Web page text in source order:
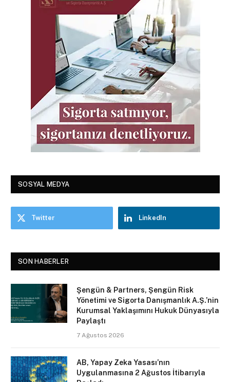
SOSYAL MEDYA
Twitter LinkedIn
SON HABERLER
Şengün & Partners, Şengün Risk
Yönetimi ve Sigorta Danışmanlık A.Ş.’nin
Kurumsal Yaklaşımını Hukuk Dünyasıyla
Paylaştı
7 Ağustos 2026
AB, Yapay Zeka Yasası’nın
Uygulanmasına 2 Ağustos İtibarıyla